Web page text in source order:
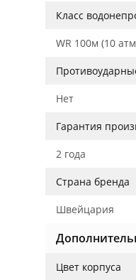
Класс
WR 100м (10
Нет
Гарантия
2 года
Страна бренда
Швейцария
Цвет корпуса